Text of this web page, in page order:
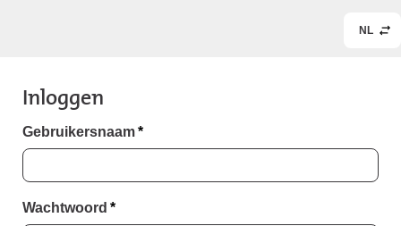
NL
Inloggen
Gebruikersnaam*
Wachtwoord *